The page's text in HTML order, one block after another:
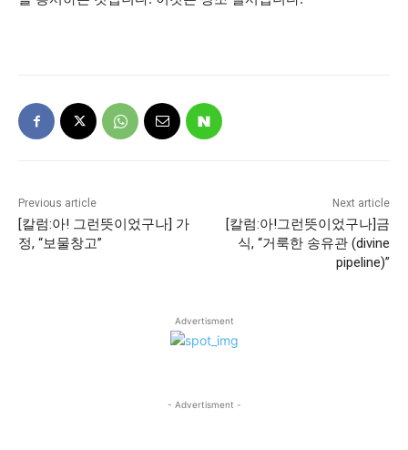
Previous article
[칼럼:아! 그런뜻이었구나] 가
정, “보물창고”
Next article
[칼럼:아!그런뜻이었구나]금
식, “거룩한 송유관 (divine
pipeline)”
Advertisment
- Advertisment -